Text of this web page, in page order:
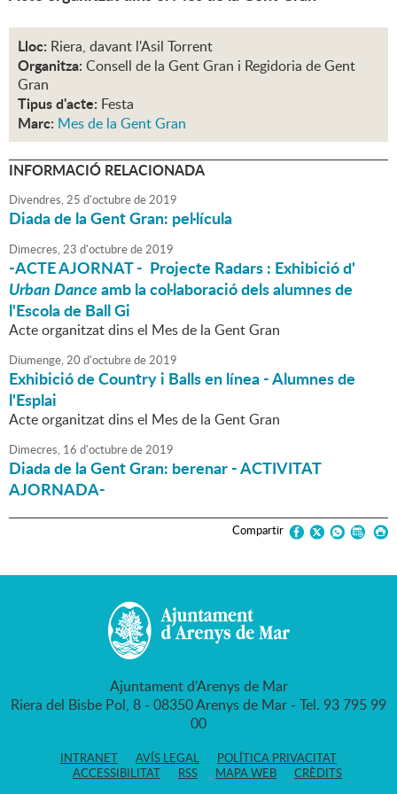
Lloc: Riera, davant l'Asil Torrent
Organitza: Consell de la Gent Gran i Regidoria de Gent
Gran
Tipus d'acte: Festa
Marc: Mes de la Gent Gran
INFORMACIÓ RELACIONADA
Divendres,25 d'octubrede2019
Diada de la Gent Gran: pel·lícula
Dimecres,23 d'octubrede2019
-ACTE AJORNAT - Projecte Radars : Exhibició d'
Urban Danceamb la col·laboració dels alumnes de
l'Escola de Ball Gi
Acte organitzat dins el Mes de la Gent Gran
Diumenge,20 d'octubrede2019
Exhibició de Country i Balls en línea - Alumnes de
l'Esplai
Acte organitzat dins el Mes de la Gent Gran
Dimecres, 16 d'octubrede2019
Diada de la Gent Gran: berenar - ACTIVITAT
AJORNADA-
Compartir
Ajuntament d'Arenys de Mar
Riera del Bisbe Pol, 8 - 08350 Arenys de Mar - Tel. 93 795 99
00
INTRANET AVÍS LEGAL
POLÍTICA PRIVACITAT
ACCESSIBILITAT
RSS MAPA WEB CRÈDITS